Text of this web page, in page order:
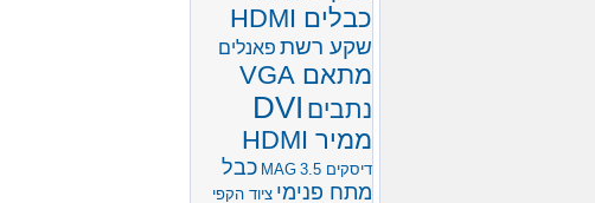
כבלים HDMI
שקע רשת פאנלים
מתאם VGA
נתבים DVI
ממיר HDMI
דיסקים 3.5 MAG כבל
מתח פנימי ציוד הקפי